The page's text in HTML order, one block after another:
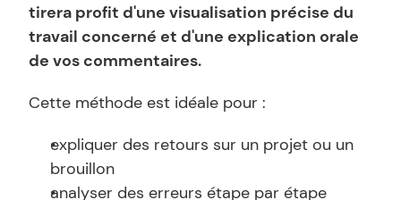
tirera profit d'une visualisation précise du
travail concerné et d'une explication orale
de vos commentaires.
Cette méthode est idéale pour :
expliquer des retours sur un projet ou un
brouillon
analyser des erreurs étape par étape